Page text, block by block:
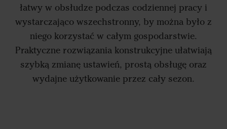
łatwy w obsłudze podczas codziennej pracy i
wystarczająco wszechstronny, by można było z
niego korzystać w całym gospodarstwie.
Praktyczne rozwiązania konstrukcyjne ułatwiają
szybką zmianę ustawień, prostą obsługę oraz
wydajne użytkowanie przez cały sezon.